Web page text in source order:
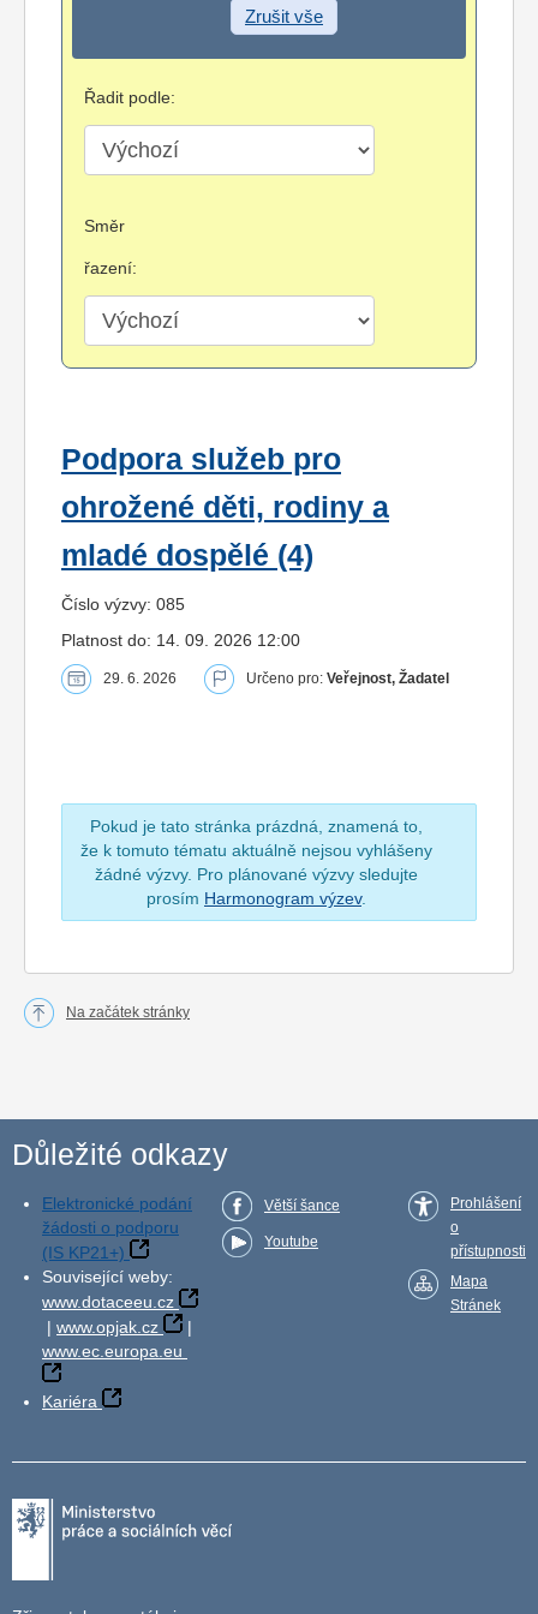
Zrušit vše
Řadit podle:
Směr
řazení:
Podpora služeb pro
ohrožené děti, rodiny a
mladé dospělé (4)
Číslo výzvy: 085
Platnost do: 14. 09. 2026 12:00
29. 6. 2026 Určeno pro: Veřejnost, Žadatel
Pokud je tato stránka prázdná, znamená to,
že k tomuto tématu aktuálně nejsou vyhlášeny
žádné výzvy. Pro plánované výzvy sledujte
prosím Harmonogram výzev.
Na začátek stránky
Důležité odkazy
Elektronické podání
žádosti o podporu
(IS KP21+)
Související weby:
www.dotaceeu.cz
| www.opjak.cz
|
www.ec.europa.eu
Kariéra
Větší šance
Youtube
Prohlášení
o
přístupnosti
Mapa
Stránek